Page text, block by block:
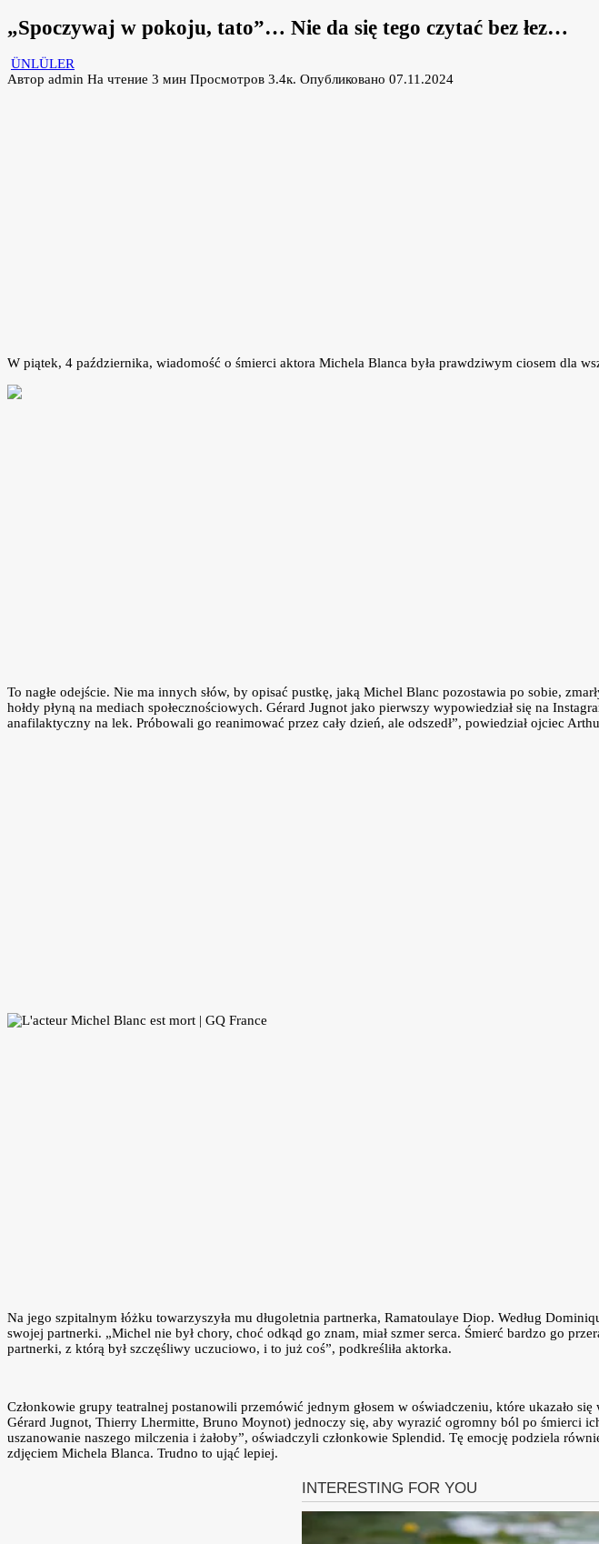
„Spoczywaj w pokoju, tato”… Nie da się tego czytać bez łez…
ÜNLÜLER
Автор admin На чтение 3 мин Просмотров 3.4к. Опубликовано 07.11.2024
W piątek, 4 października, wiadomość o śmierci aktora Michela Blanca była prawdziwym ciosem dla
To nagłe odejście. Nie ma innych słów, by opisać pustkę, jaką Michel Blanc pozostawia po sobie,
hołdy płyną na mediach społecznościowych. Gérard Jugnot jako pierwszy wypowiedział się na
anafilaktyczny na lek. Próbowali go reanimować przez cały dzień, ale odszedł”, powiedział ojciec
Na jego szpitalnym łóżku towarzyszyła mu długoletnia partnerka, Ramatoulaye Diop. Według
swojej partnerki. „Michel nie był chory, choć odkąd go znam, miał szmer serca. Śmierć bardzo go
partnerki, z którą był szczęśliwy uczuciowo, i to już coś”, podkreśliła aktorka.
Członkowie grupy teatralnej postanowili przemówić jednym głosem w oświadczeniu, które ukazało
Gérard Jugnot, Thierry Lhermitte, Bruno Moynot) jednoczy się, aby wyrazić ogromny ból po śmierci
uszanowanie naszego milczenia i żałoby”, oświadczyli członkowie Splendid. Tę emocję podziela
zdjęciem Michela Blanca. Trudno to ująć lepiej.